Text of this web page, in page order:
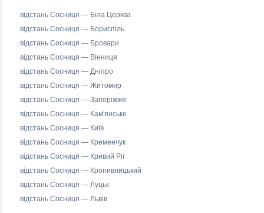
відстань Сосниця — Біла Церква
відстань Сосниця — Бориспіль
відстань Сосниця — Бровари
відстань Сосниця — Вінниця
відстань Сосниця — Дніпро
відстань Сосниця — Житомир
відстань Сосниця — Запоріжжя
відстань Сосниця — Кам'янське
відстань Сосниця — Київ
відстань Сосниця — Кременчук
відстань Сосниця — Кривий Ріг
відстань Сосниця — Кропивницький
відстань Сосниця — Луцьк
відстань Сосниця — Львів